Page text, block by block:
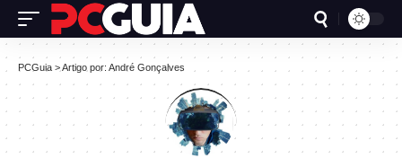
PCGuia >Artigo por: André Gonçalves